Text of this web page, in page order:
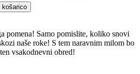
košarico
pomena! Samo pomislite, koliko snovi
naše roke! S tem naravnim milom bo
vsakodnevni obred!